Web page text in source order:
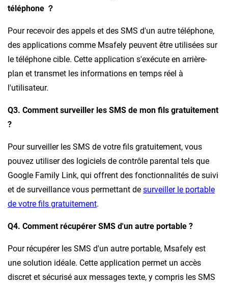
téléphone ？
Pour recevoir des appels et des SMS d'un autre téléphone,
des applications comme Msafely peuvent être utilisées sur
le téléphone cible. Cette application s'exécute en arrière-
plan et transmet les informations en temps réel à
l'utilisateur.
Q3. Comment surveiller les SMS de mon fils gratuitement
?
Pour surveiller les SMS de votre fils gratuitement, vous
pouvez utiliser des logiciels de contrôle parental tels que
Google Family Link, qui offrent des fonctionnalités de suivi
et de surveillance vous permettant de surveiller le portable
de votre fils gratuitement.
Q4. Comment récupérer SMS d'un autre portable ?
Pour récupérer les SMS d'un autre portable, Msafely est
une solution idéale. Cette application permet un accès
discret et sécurisé aux messages texte, y compris les SMS